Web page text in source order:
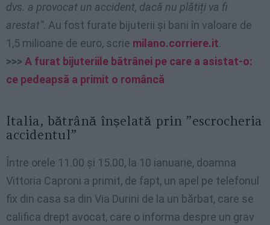
dvs. a provocat un accident, dacă nu plătiți va fi
arestat”. Au fost furate bijuterii și bani în valoare de
1,5 milioane de euro, scrie milano.corriere.it.
>>> A furat bijuteriile bătrânei pe care a asistat-o:
ce pedeapsă a primit o româncă
Italia, bătrână înșelată prin ”escrocheria
accidentul”
Între orele 11.00 și 15.00, la 10 ianuarie, doamna
Vittoria Caproni a primit, de fapt, un apel pe telefonul
fix din casa sa din Via Durini de la un bărbat, care se
califica drept avocat, care o informa despre un grav